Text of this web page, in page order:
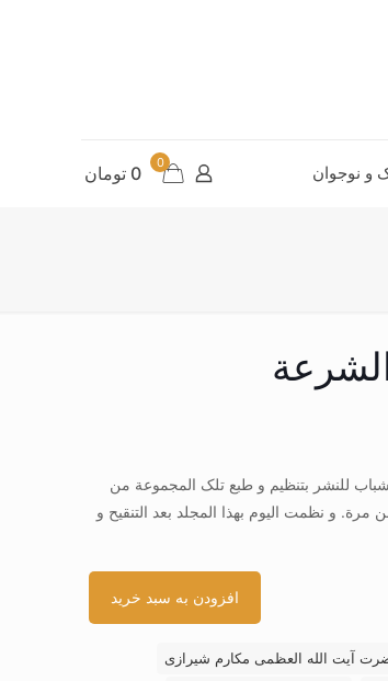
و نوجوان 0 0 تومان
للنشر بتنظیم و طبع تلک المجموعة من
مرة. و نظمت الیوم بهذا المجلد بعد التنقیح و
افزودن به سبد خرید
آیت الله العظمی مکارم شیرازی